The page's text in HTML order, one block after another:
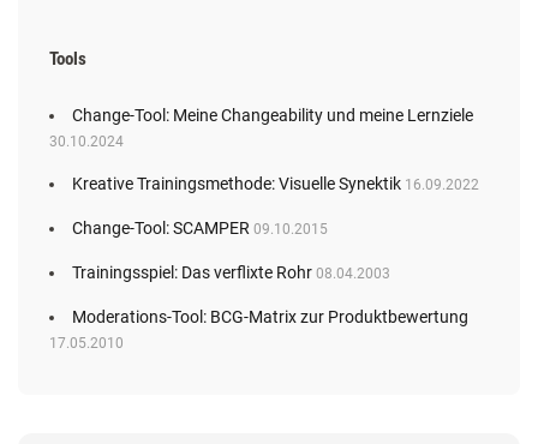
Tools
Change-Tool: Meine Changeability und meine Lernziele
30.10.2024
Kreative Trainingsmethode: Visuelle Synektik 16.09.2022
Change-Tool: SCAMPER 09.10.2015
Trainingsspiel: Das verflixte Rohr 08.04.2003
Moderations-Tool: BCG-Matrix zur Produktbewertung
17.05.2010